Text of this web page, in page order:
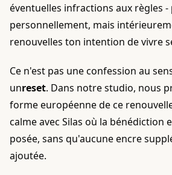
éventuelles infractions aux règles -
personnellement, mais
renouvelles ton intention de vivre
Ce n'est pas une confession au
unreset. Dans notre studio, nous
forme européenne de ce
calme avec Silas où la bénédiction
posée, sans qu'aucune encre
ajoutée.